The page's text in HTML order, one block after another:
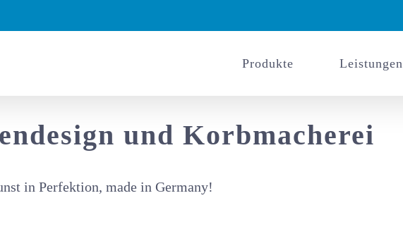
Produkte Leistungen
und Korbmacherei
in Perfektion, made in Germany!